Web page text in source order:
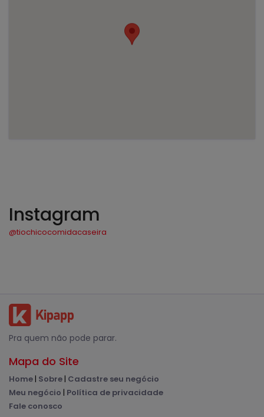
Instagram
@tiochicocomidacaseira
Pra quem não pode parar.
Mapa do Site
Home| Sobre| Cadastre seu negócio
Meu negócio | Política de privacidade
Fale conosco